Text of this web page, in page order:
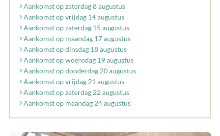
Aankomst op zaterdag 8 augustus
Aankomst op vrijdag 14 augustus
Aankomst op zaterdag 15 augustus
Aankomst op maandag 17 augustus
Aankomst op dinsdag 18 augustus
Aankomst op woensdag 19 augustus
Aankomst op donderdag 20 augustus
Aankomst op vrijdag 21 augustus
Aankomst op zaterdag 22 augustus
Aankomst op maandag 24 augustus